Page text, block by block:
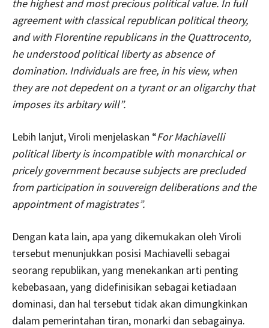
the highest and most precious political value. In full
agreement with classical republican political theory,
and with Florentine republicans in the Quattrocento,
he understood political liberty as absence of
domination. Individuals are free, in his view, when
they are not depedent on a tyrant or an oligarchy that
imposes its arbitary will”.
Lebih lanjut, Viroli menjelaskan “For Machiavelli
political liberty is incompatible with monarchical or
pricely government because subjects are precluded
from participation in souvereign deliberations and the
appointment of magistrates”.
Dengan kata lain, apa yang dikemukakan oleh Viroli
tersebut menunjukkan posisi Machiavelli sebagai
seorang republikan, yang menekankan arti penting
kebebasaan, yang didefinisikan sebagai ketiadaan
dominasi, dan hal tersebut tidak akan dimungkinkan
dalam pemerintahan tiran, monarki dan sebagainya.